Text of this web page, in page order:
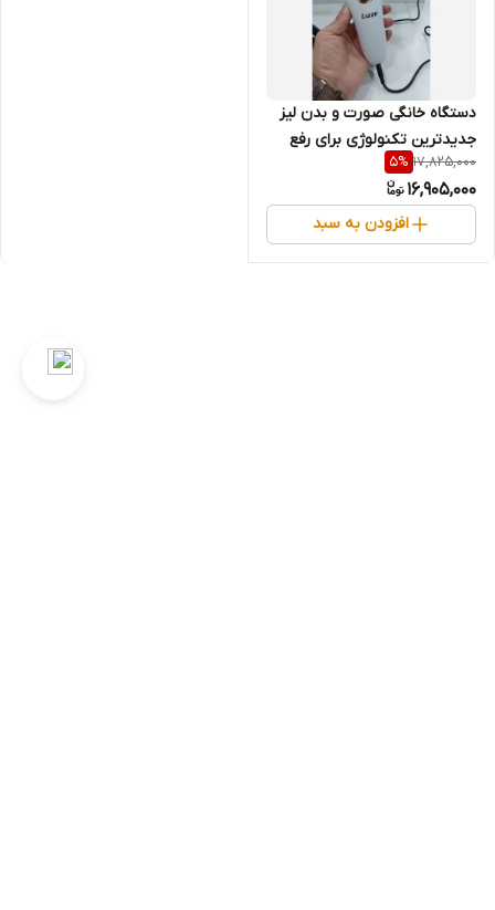
دستگاه خانگی صورت و بدن لیز
جدیدترین تکنولوژی برای رفع
موهای زائد برند LIZZE (قسطی)
17,825,000
5%
16,905,000
افزودن به سبد